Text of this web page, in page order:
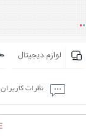
لوازم دیجیتال
نظرات کاربران